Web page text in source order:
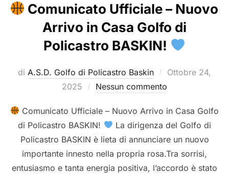
Comunicato Ufficiale – Nuovo
Arrivo in Casa Golfo di
Policastro BASKIN!
di A.S.D. Golfo di Policastro Baskin
Pubblicato
Ottobre 24,
2025
Nessun commento
Comunicato Ufficiale – Nuovo Arrivo in Casa Golfo
di Policastro BASKIN!
La dirigenza del Golfo di
Policastro BASKIN è lieta di annunciare un nuovo
importante innesto nella propria rosa.Tra sorrisi,
entusiasmo e tanta energia positiva, l’accordo è stato